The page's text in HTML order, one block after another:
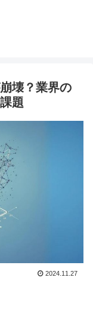
壊？業界の
題
2024.11.27